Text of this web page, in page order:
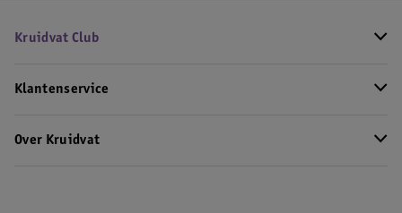
Kruidvat Club
Klantenservice
Over Kruidvat